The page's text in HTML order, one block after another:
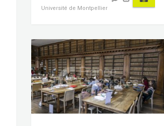
Université de Montpellier